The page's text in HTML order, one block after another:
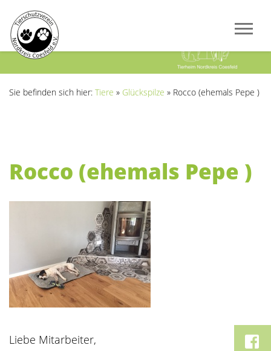
Sie befinden sich hier: Tiere » Glückspilze » Rocco (ehemals Pepe )
Rocco (ehemals Pepe )
Liebe Mitarbeiter,